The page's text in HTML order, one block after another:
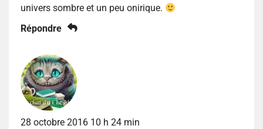
univers sombre et un peu onirique.
Répondre
28 octobre 2016 10 h 24 min